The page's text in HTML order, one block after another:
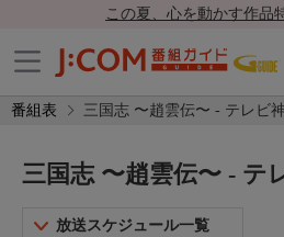
この夏、心を動かす作品
番組表 三国志 〜趙雲伝〜 - テレビ神
三国志 〜趙雲伝〜 - テ
放送スケジュール一覧